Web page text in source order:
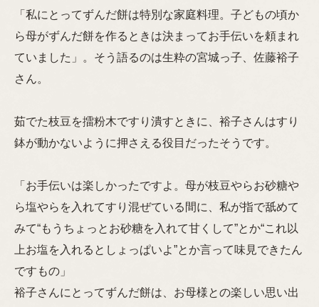
「私にとってずんだ餅は特別な家庭料理。子どもの頃か
ら母がずんだ餅を作るときは決まってお手伝いを頼まれ
ていました」。そう語るのは生粋の宮城っ子、佐藤裕子
さん。
茹でた枝豆を擂粉木ですり潰すときに、裕子さんはすり
鉢が動かないように押さえる役目だったそうです。
「お手伝いは楽しかったですよ。母が枝豆やらお砂糖や
ら塩やらを入れてすり混ぜている間に、私が指で舐めて
みて“もうちょっとお砂糖を入れて甘くして”とか“これ以
上お塩を入れるとしょっぱいよ”とか言って味見できたん
ですもの」
裕子さんにとってずんだ餅は、お母様との楽しい思い出